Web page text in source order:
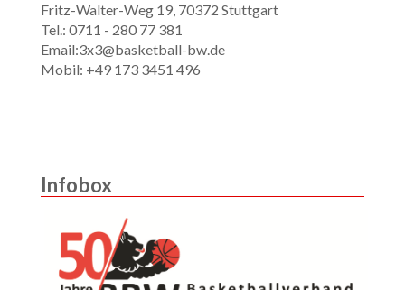
Fritz-Walter-Weg 19, 70372 Stuttgart
Tel.: 0711 - 280 77 381
Email:3x3@basketball-bw.de
Mobil: +49 173 3451 496
Infobox